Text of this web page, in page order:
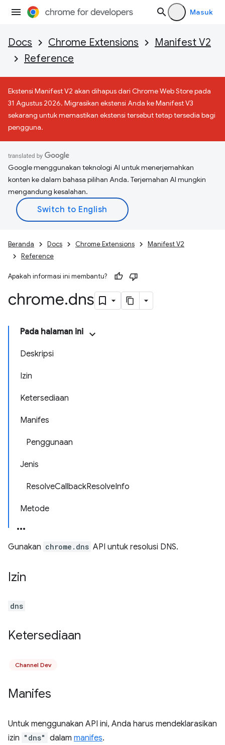
Masuk
Docs Chrome Extensions
Manifest V2
Reference
Ekstensi Manifest V2 akan dihapus dari Chrome Web Store pada
31 Agustus 2026. Migrasikan ekstensi Anda ke Manifest V3
sekarang untuk memastikan ekstensi tersebut tetap tersedia bagi
pengguna.
Google menggunakan teknologi AI untuk menerjemahkan
konten ke dalam bahasa pilihan Anda. Terjemahan AI mungkin
mengandung kesalahan.
Beranda Docs Chrome Extensions
Manifest V2
Reference
Apakah informasi ini membantu?
chrome.dns
Pada halaman ini
Deskripsi
Izin
Ketersediaan
Manifes
Penggunaan
Jenis
ResolveCallbackResolveInfo
Metode
Gunakan chrome.dns API untuk resolusi DNS.
Izin
dns
Ketersediaan
Channel Dev
Manifes
Untuk menggunakan API ini, Anda harus mendeklarasikan
izin "dns" dalam manifes.